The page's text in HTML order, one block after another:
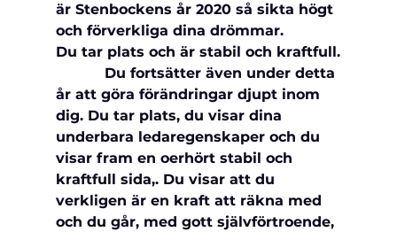
är Stenbockens år 2020 så sikta högt
och förverkliga dina drömmar.
Du tar plats och är stabil och kraftfull.
Du fortsätter även under detta
år att göra förändringar djupt inom
dig. Du tar plats, du visar dina
underbara ledaregenskaper och du
visar fram en oerhört stabil och
kraftfull sida,. Du visar att du
verkligen är en kraft att räkna med
och du går, med gott självförtroende,